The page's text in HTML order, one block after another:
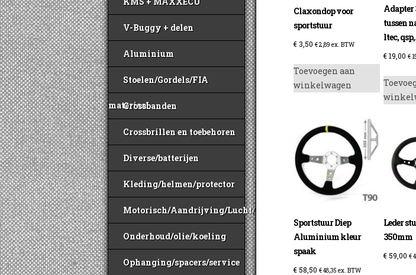
V-Buggy + delen
Aluminium
Stoelen/Gordels/FIA
materiaal
Crossbanden
Crossbrillen en toebehoren
Diverse/batterijen
Kleding/helmen/protector
Motorisch/Aandrijving/Lucht/Benzine
Onderhoud/olie/koeling
Ophanging/spacers/service
Claxondop voor
sportstuur
€ 3,50 €2,89 ex. BTW
Toevoegen aan
winkelwagen
Adapter
tussen
ltec,
€19,00 €
Sportstuur Diep
Aluminium kleur
spaak
€ 58,50 €48,35 ex. BTW
Leder
350mm
€ 59,00 €